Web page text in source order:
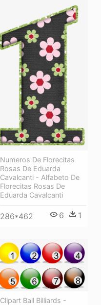
Numeros De Florecitas
Rosas De Eduarda
Cavalcanti - Alfabeto De
Florecitas Rosas De
Eduarda Cavalcanti
286*462 6 1
Clipart Ball Billiards -